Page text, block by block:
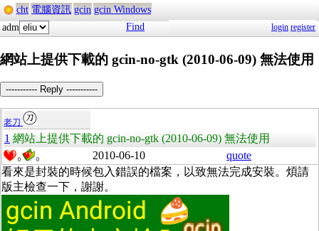
cht 電腦資訊 gcin gcin Windows
adm
Find login register
網站上提供下載的 gcin-no-gtk (2010-06-09) 無法使用
----------- Reply -----------
老刀
1 網站上提供下載的 gcin-no-gtk (2010-06-09) 無法使用
0 0 2010-06-10
quote
看來是封裝的時候包入錯誤的檔案，以致無法完成安裝。煩請
版主檢查一下，謝謝。